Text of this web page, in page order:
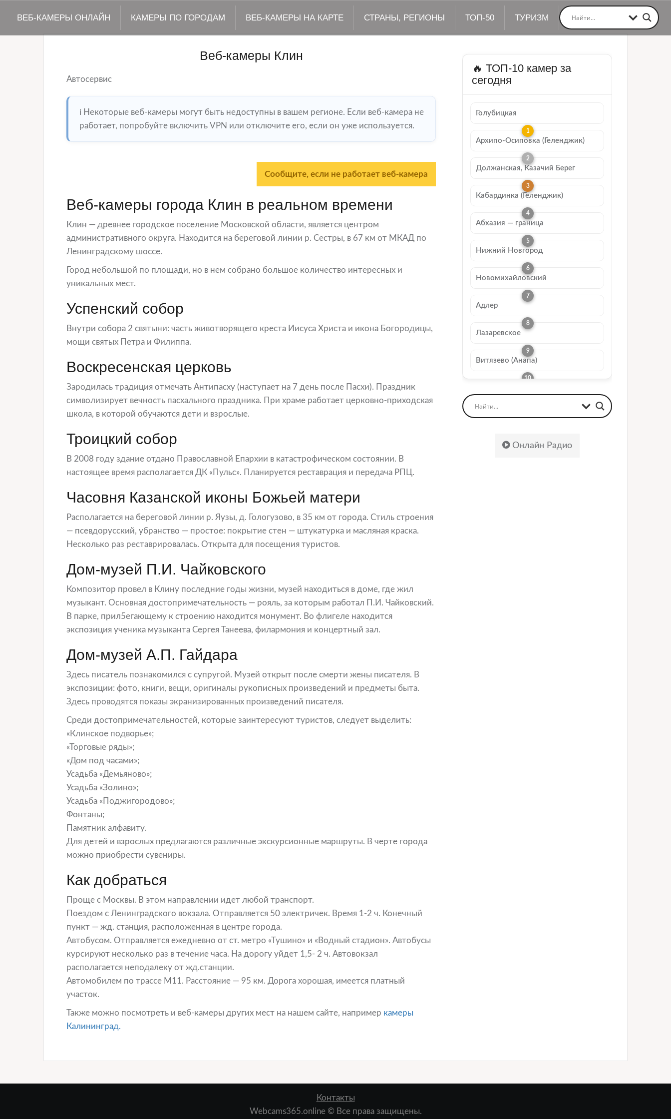
ВЕБ-КАМЕРЫ ОНЛАЙН КАМЕРЫ ПО ГОРОДАМ ВЕБ-КАМЕРЫ НА КАРТЕ СТРАНЫ, РЕГИОНЫ ТОП-50 ТУРИЗМ
Веб-камеры Клин
Автосервис
ℹ️ Некоторые веб-камеры могут быть недоступны в вашем регионе. Если веб-камера не
работает, попробуйте включить VPN или отключите его, если он уже используется.
Сообщите, если не работает веб-камера
Веб-камеры города Клин в реальном времени
Клин — древнее городское поселение Московской области, является центром
административного округа. Находится на береговой линии р. Сестры, в 67 км от МКАД по
Ленинградскому шоссе.
Город небольшой по площади, но в нем собрано большое количество интересных и
уникальных мест.
Успенский собор
Внутри собора 2 святыни: часть животворящего креста Иисуса Христа и икона Богородицы,
мощи святых Петра и Филиппа.
Воскресенская церковь
Зародилась традиция отмечать Антипасху (наступает на 7 день после Пасхи). Праздник
символизирует вечность пасхального праздника. При храме работает церковно-приходская
школа, в которой обучаются дети и взрослые.
Троицкий собор
В 2008 году здание отдано Православной Епархии в катастрофическом состоянии. В
настоящее время располагается ДК «Пульс». Планируется реставрация и передача РПЦ.
Часовня Казанской иконы Божьей матери
Располагается на береговой линии р. Яузы, д. Гологузово, в 35 км от города. Стиль строения
— псевдорусский, убранство — простое: покрытие стен — штукатурка и масляная краска.
Несколько раз реставрировалась. Открыта для посещения туристов.
Дом-музей П.И. Чайковского
Композитор провел в Клину последние годы жизни, музей находиться в доме, где жил
музыкант. Основная достопримечательность — рояль, за которым работал П.И. Чайковский.
В парке, прил5егающему к строению находится монумент. Во флигеле находится
экспозиция ученика музыканта Сергея Танеева, филармония и концертный зал.
Дом-музей А.П. Гайдара
Здесь писатель познакомился с супругой. Музей открыт после смерти жены писателя. В
экспозиции: фото, книги, вещи, оригиналы рукописных произведений и предметы быта.
Здесь проводятся показы экранизированных произведений писателя.
Среди достопримечательностей, которые заинтересуют туристов, следует выделить:
«Клинское подворье»;
«Торговые ряды»;
«Дом под часами»;
Усадьба «Демьяново»;
Усадьба «Золино»;
Усадьба «Поджигородово»;
Фонтаны;
Памятник алфавиту.
Для детей и взрослых предлагаются различные экскурсионные маршруты. В черте города
можно приобрести сувениры.
Как добраться
Проще с Москвы. В этом направлении идет любой транспорт.
Поездом с Ленинградского вокзала. Отправляется 50 электричек. Время 1-2 ч. Конечный
пункт — жд. станция, расположенная в центре города.
Автобусом. Отправляется ежедневно от ст. метро «Тушино» и «Водный стадион». Автобусы
курсируют несколько раз в течение часа. На дорогу уйдет 1,5- 2 ч. Автовокзал
располагается неподалеку от жд.станции.
Автомобилем по трассе М11. Расстояние — 95 км. Дорога хорошая, имеется платный
участок.
Также можно посмотреть и веб-камеры других мест на нашем сайте, например камеры
Калининград.
🔥 ТОП-10 камер за
сегодня
Голубицкая
Архипо-Осиповка (Геленджик)
Должанская, Казачий Берег
Кабардинка (Геленджик)
Абхазия — граница
Нижний Новгород
Новомихайловский
Адлер
Лазаревское
Витязево (Анапа)
Онлайн Радио
Контакты
Webcams365.online © Все права защищены.